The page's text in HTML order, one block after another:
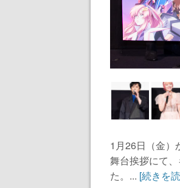
1月26日（金）
舞台挨拶にて
た。... [続きを